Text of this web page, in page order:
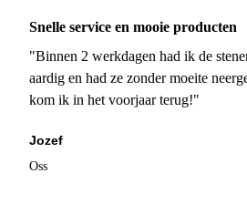
Snelle service en mooie producten
"Binnen 2 werkdagen had ik de
aardig en had ze zonder moeite
kom ik in het voorjaar terug!"
Jozef
Oss